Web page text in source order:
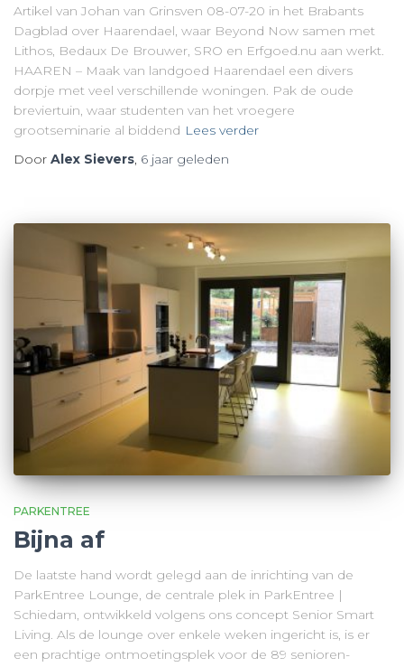
Artikel van Johan van Grinsven 08-07-20 in het Brabants
Dagblad over Haarendael, waar Beyond Now samen met
Lithos, Bedaux De Brouwer, SRO en Erfgoed.nu aan werkt.
HAAREN – Maak van landgoed Haarendael een divers
dorpje met veel verschillende woningen. Pak de oude
breviertuin, waar studenten van het vroegere
grootseminarie al biddend Lees verder
Door Alex Sievers, 6 jaar geleden
PARKENTREE
Bijna af
De laatste hand wordt gelegd aan de inrichting van de
ParkEntree Lounge, de centrale plek in ParkEntree |
Schiedam, ontwikkeld volgens ons concept Senior Smart
Living. Als de lounge over enkele weken ingericht is, is er
een prachtige ontmoetingsplek voor de 89 senioren-